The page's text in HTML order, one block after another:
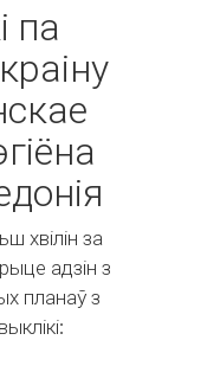
па
хвілін за
адзін з
планаў з